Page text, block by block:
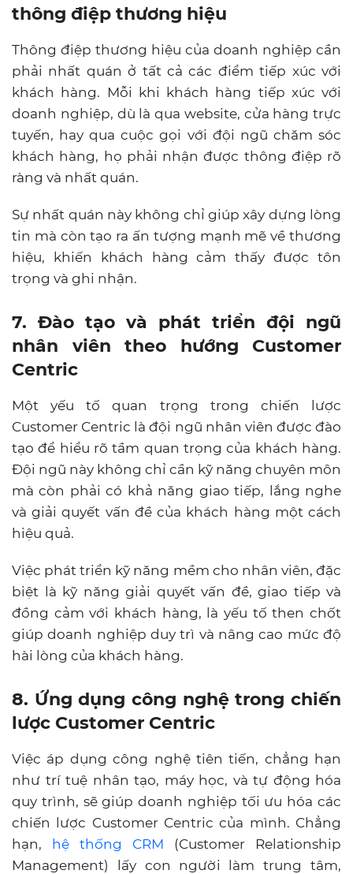
thông điệp thương hiệu
Thông điệp thương hiệu của doanh nghiệp cần
phải nhất quán ở tất cả các điểm tiếp xúc với
khách hàng. Mỗi khi khách hàng tiếp xúc với
doanh nghiệp, dù là qua website, cửa hàng trực
tuyến, hay qua cuộc gọi với đội ngũ chăm sóc
khách hàng, họ phải nhận được thông điệp rõ
ràng và nhất quán.
Sự nhất quán này không chỉ giúp xây dựng lòng
tin mà còn tạo ra ấn tượng mạnh mẽ về thương
hiệu, khiến khách hàng cảm thấy được tôn
trọng và ghi nhận.
7. Đào tạo và phát triển đội ngũ
nhân viên theo hướng Customer
Centric
Một yếu tố quan trọng trong chiến lược
Customer Centric là đội ngũ nhân viên được đào
tạo để hiểu rõ tầm quan trọng của khách hàng.
Đội ngũ này không chỉ cần kỹ năng chuyên môn
mà còn phải có khả năng giao tiếp, lắng nghe
và giải quyết vấn đề của khách hàng một cách
hiệu quả.
Việc phát triển kỹ năng mềm cho nhân viên, đặc
biệt là kỹ năng giải quyết vấn đề, giao tiếp và
đồng cảm với khách hàng, là yếu tố then chốt
giúp doanh nghiệp duy trì và nâng cao mức độ
hài lòng của khách hàng.
8. Ứng dụng công nghệ trong chiến
lược Customer Centric
Việc áp dụng công nghệ tiên tiến, chẳng hạn
như trí tuệ nhân tạo, máy học, và tự động hóa
quy trình, sẽ giúp doanh nghiệp tối ưu hóa các
chiến lược Customer Centric của mình. Chẳng
hạn, hệ thống CRM (Customer Relationship
Management) lấy con người làm trung tâm,